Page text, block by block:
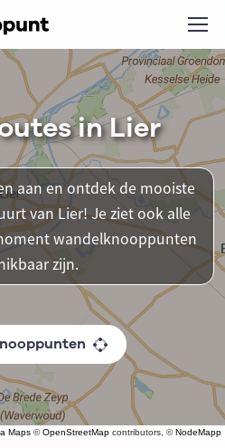
Maps ©OpenStreetMap contributors, ©NodeMapp
in Lier
aan en ontdek de mooiste
van Lier! Je ziet ook alle
wandelknooppunten
zijn.